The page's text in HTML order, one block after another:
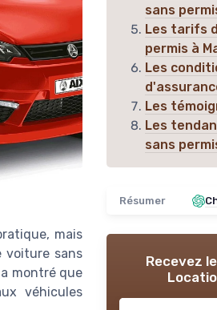
mais
voiture sans
montré que
véhicules
sans
Les tarifs
permis à
Les
Les
Les
sans
Résumer
Recevez